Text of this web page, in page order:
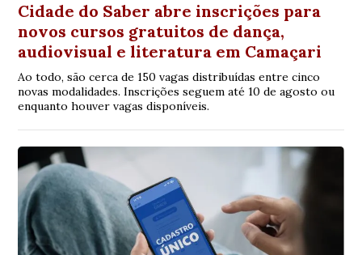
Cidade do Saber abre inscrições para
novos cursos gratuitos de dança,
audiovisual e literatura em Camaçari
Ao todo, são cerca de 150 vagas distribuídas entre cinco
novas modalidades. Inscrições seguem até 10 de agosto ou
enquanto houver vagas disponíveis.